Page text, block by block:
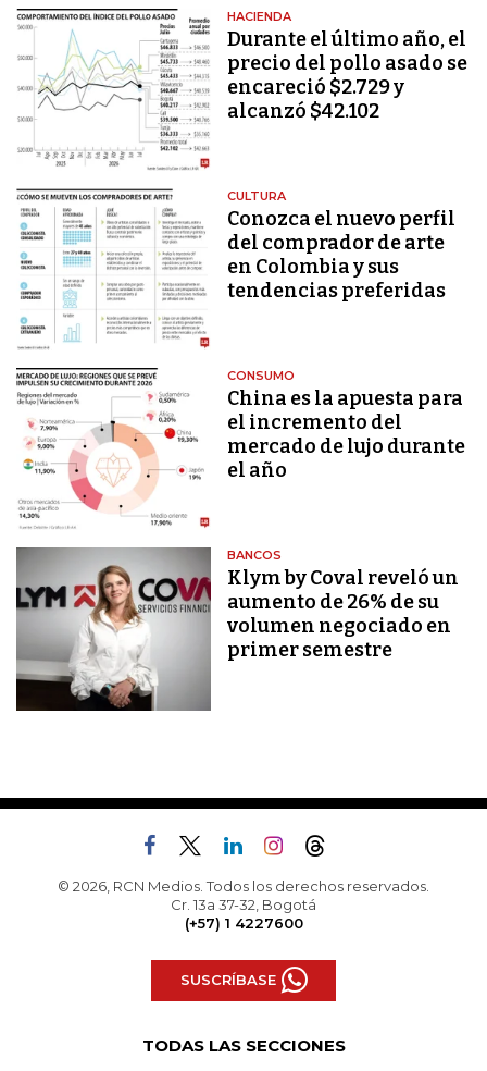
HACIENDA
Durante el último año, el
precio del pollo asado se
encareció $2.729 y
alcanzó $42.102
CULTURA
Conozca el nuevo perfil
del comprador de arte
en Colombia y sus
tendencias preferidas
CONSUMO
China es la apuesta para
el incremento del
mercado de lujo durante
el año
BANCOS
Klym by Coval reveló un
aumento de 26% de su
volumen negociado en
primer semestre
© 2026, RCN Medios. Todos los derechos reservados.
Cr. 13a 37-32, Bogotá
(+57) 1 4227600
SUSCRÍBASE
TODAS LAS SECCIONES